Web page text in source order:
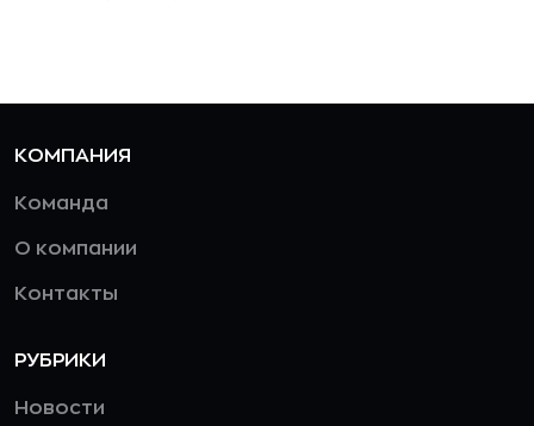
КОМПАНИЯ
Команда
О компании
Контакты
РУБРИКИ
Новости